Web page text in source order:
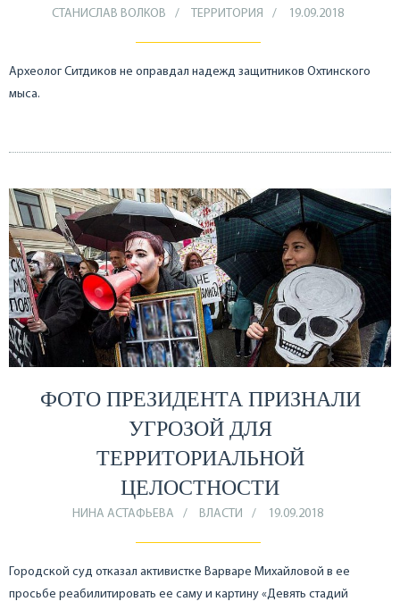
СТАНИСЛАВ ВОЛКОВ ТЕРРИТОРИЯ 19.09.2018
Археолог Ситдиков не оправдал надежд защитников Охтинского
мыса.
ФОТО ПРЕЗИДЕНТА ПРИЗНАЛИ
УГРОЗОЙ ДЛЯ
ТЕРРИТОРИАЛЬНОЙ
ЦЕЛОСТНОСТИ
НИНА АСТАФЬЕВА ВЛАСТИ 19.09.2018
Городской суд отказал активистке Варваре Михайловой в ее
просьбе реабилитировать ее саму и картину «Девять стадий